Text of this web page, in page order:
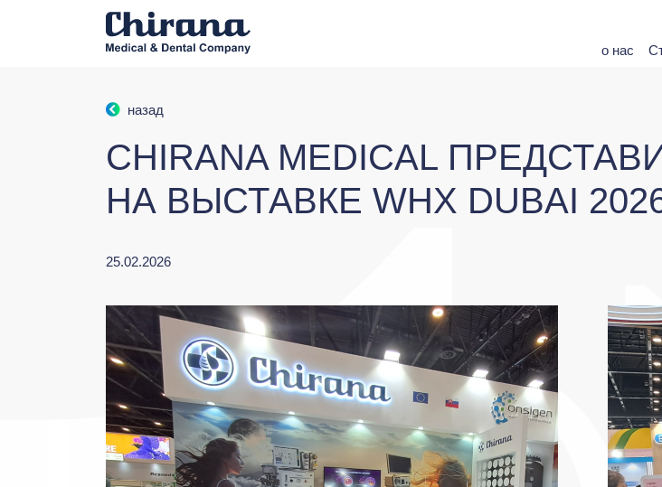
о нас
назад
CHIRANA MEDICAL
НА ВЫСТАВКЕ WHX DUBAI
25.02.2026